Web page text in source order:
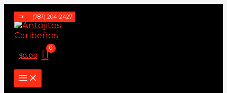
contenido
(787) 204-2427
$0.00